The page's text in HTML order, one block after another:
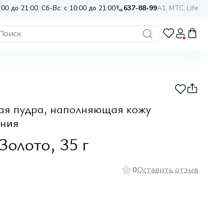
до 21:00. Сб-Вс: с 10:00 до 21:00 637-88-99A1, МТС, Life
пудра, наполняющая кожу
35 г
0Оставить отзыв